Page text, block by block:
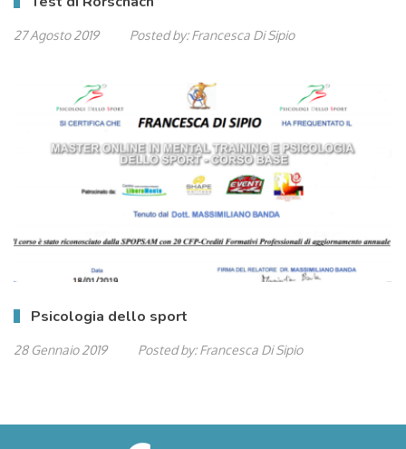
27 Agosto 2019 Posted by: Francesca Di Sipio
Psicologia dello sport
28 Gennaio 2019 Posted by: Francesca Di Sipio